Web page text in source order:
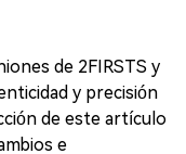
de 2FIRSTS y
y precisión
de este artículo
e